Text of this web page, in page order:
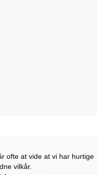
ofte at vide at vi har hurtige
vilkår.